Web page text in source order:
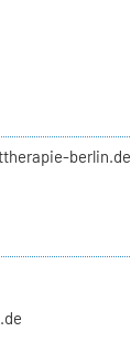
berlin.de